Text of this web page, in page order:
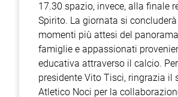
17.30 spazio, invece, alla finale
Spirito. La giornata si
momenti più attesi del
famiglie e appassionati
educativa attraverso il calcio.
presidente Vito Tisci, ringrazia il
Atletico Noci per la